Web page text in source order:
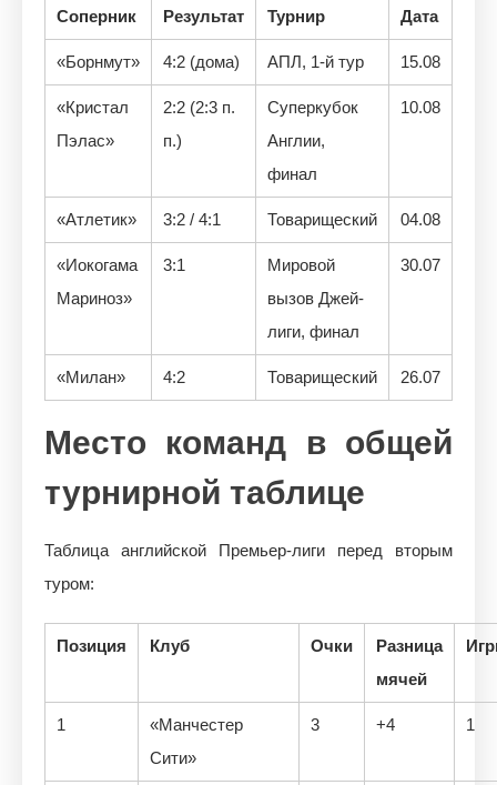
Соперник Результат Турнир Дата
«Борнмут» 4:2 (дома) АПЛ, 1-й тур 15.08
«Кристал
Пэлас»
2:2 (2:3 п.
п.)
Суперкубок
Англии,
финал
10.08
«Атлетик» 3:2 / 4:1 Товарищеский 04.08
«Иокогама
Мариноз»
3:1
Мировой
вызов Джей-
лиги, финал
30.07
«Милан» 4:2 Товарищеский 26.07
Место команд в общей
турнирной таблице
Таблица английской Премьер-лиги перед вторым
туром:
Позиция Клуб Очки
Разница
мячей
1
«Манчестер
Сити»
3 +4 1